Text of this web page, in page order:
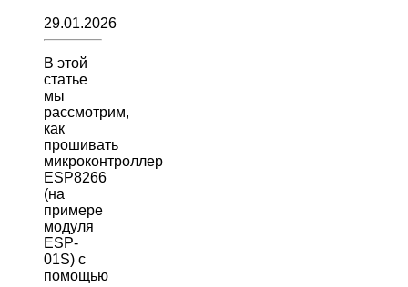
29.01.2026
В этой
статье
мы
рассмотрим,
как
прошивать
микроконтроллер
ESP8266
(на
примере
модуля
ESP-
01S) с
помощью